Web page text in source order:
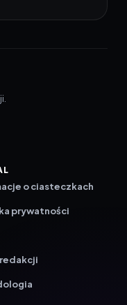
o ciasteczkach
prywatności